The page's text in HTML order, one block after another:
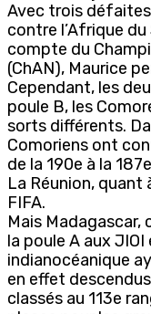
Avec trois
contre l’Afrique
compte du
(ChAN), Maurice
Cependant, les
poule B, les
sorts différents.
Comoriens ont
de la 190e à la
La Réunion, quant
FIFA.
Mais
la poule A aux
indianocéanique
en effet
classés au 113e